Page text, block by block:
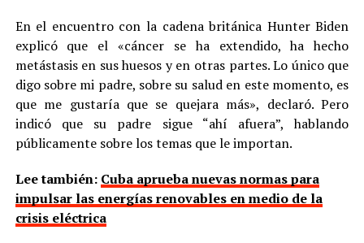
En el encuentro con la cadena británica Hunter Biden
explicó que el «cáncer se ha extendido, ha hecho
metástasis en sus huesos y en otras partes. Lo único que
digo sobre mi padre, sobre su salud en este momento, es
que me gustaría que se quejara más», declaró. Pero
indicó que su padre sigue “ahí afuera”, hablando
públicamente sobre los temas que le importan.
Lee también: Cuba aprueba nuevas normas para
impulsar las energías renovables en medio de la
crisis eléctrica